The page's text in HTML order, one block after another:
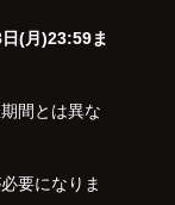
(月)23:59ま
間とは異な
要になりま